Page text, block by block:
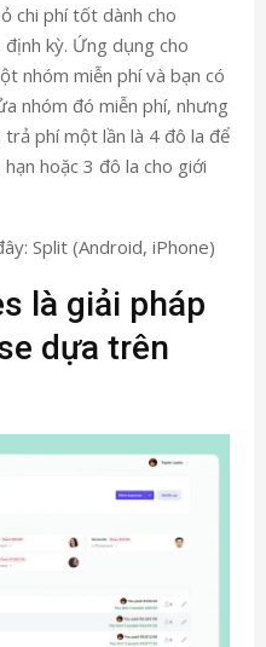
chi phí tốt dành cho
kỳ. Ứng dụng cho
nhóm miễn phí và bạn có
nhóm đó miễn phí, nhưng
phí một lần là 4 đô la để
hoặc 3 đô la cho giới
Split (Android, iPhone)
là giải pháp
dựa trên